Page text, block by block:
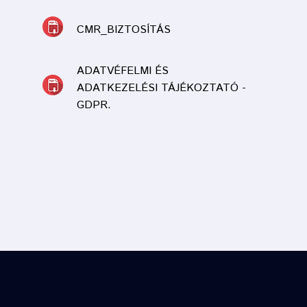
CMR_BIZTOSÍTÁS
ADATVÉFELMI ÉS
ADATKEZELÉSI TÁJÉKOZTATÓ -
GDPR.